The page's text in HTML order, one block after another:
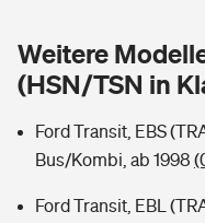
Wer versichert was: Jetzt
Sie haben Fragen?
Rentenrechner: Wie viel
Weitere
(HSN/TSN in
Ford Transit, EBS
Bus/Kombi, ab 1998
Ford Transit, EBL